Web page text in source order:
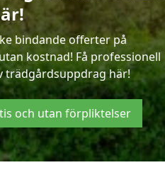
bindande offerter på
kostnad! Få professionell
trädgårdsuppdrag här!
och utan förpliktelser